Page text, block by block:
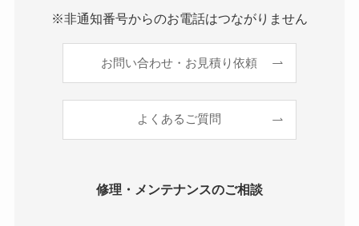
※非通知番号からのお電話はつながりません
お問い合わせ・お見積り依頼
よくあるご質問
修理・メンテナンスのご相談